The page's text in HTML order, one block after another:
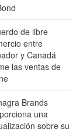
de libre
entre
y Canadá
las ventas de
Brands
una
sobre su